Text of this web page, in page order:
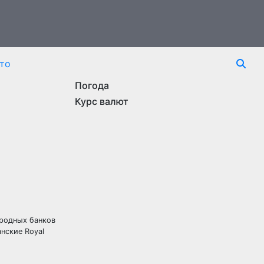
банков
Royal
Погода
Курс валют